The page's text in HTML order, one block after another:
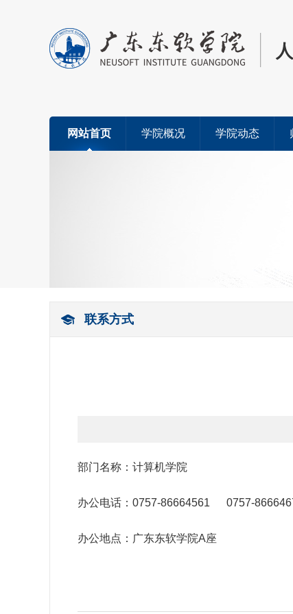
网站首页 学院概况 学院动态
联系方式
部门名称：计算机学院
办公电话：0757-86664561 0757-
办公地点：广东东软学院A座